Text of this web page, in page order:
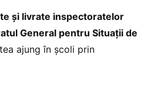
și livrate inspectoratelor
General pentru Situații de
ajung în școli prin